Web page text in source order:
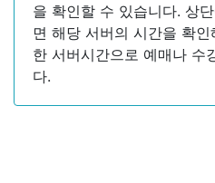
을 확인할 수 있습니다. 상
면 해당 서버의 시간을 확
한 서버시간으로 예매나 수
다.